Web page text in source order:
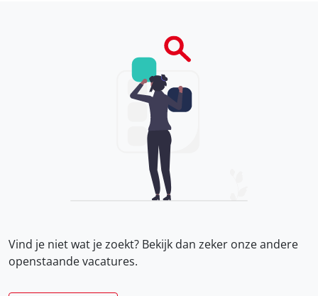
Vind je niet wat je zoekt? Bekijk dan zeker onzeandere
openstaande vacatures.